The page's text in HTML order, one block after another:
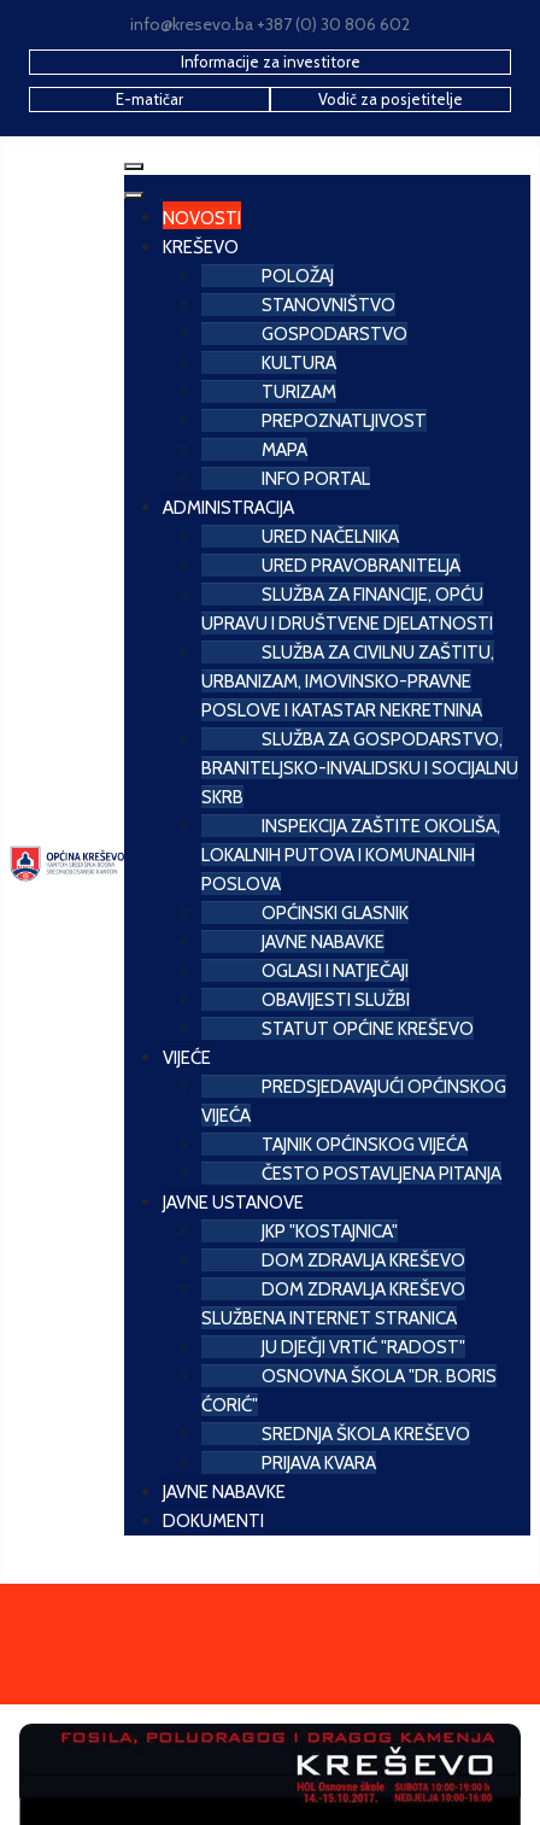
info@kresevo.ba +387 (0) 30 806 602
Informacije za investitore
E-matičar
Vodič za posjetitelje
NOVOSTI
KREŠEVO
POLOŽAJ
STANOVNIŠTVO
GOSPODARSTVO
KULTURA
TURIZAM
PREPOZNATLJIVOST
MAPA
INFO PORTAL
ADMINISTRACIJA
URED NAČELNIKA
URED PRAVOBRANITELJA
SLUŽBA ZA FINANCIJE, OPĆU
UPRAVU I DRUŠTVENE DJELATNOSTI
SLUŽBA ZA CIVILNU ZAŠTITU,
URBANIZAM, IMOVINSKO-PRAVNE
POSLOVE I KATASTAR NEKRETNINA
SLUŽBA ZA GOSPODARSTVO,
BRANITELJSKO-INVALIDSKU I SOCIJALNU
SKRB
INSPEKCIJA ZAŠTITE OKOLIŠA,
LOKALNIH PUTOVA I KOMUNALNIH
POSLOVA
OPĆINSKI GLASNIK
JAVNE NABAVKE
OGLASI I NATJEČAJI
OBAVIJESTI SLUŽBI
STATUT OPĆINE KREŠEVO
VIJEĆE
PREDSJEDAVAJUĆI OPĆINSKOG
VIJEĆA
TAJNIK OPĆINSKOG VIJEĆA
ČESTO POSTAVLJENA PITANJA
JAVNE USTANOVE
JKP "KOSTAJNICA"
DOM ZDRAVLJA KREŠEVO
DOM ZDRAVLJA KREŠEVO
SLUŽBENA INTERNET STRANICA
JU DJEČJI VRTIĆ "RADOST"
OSNOVNA ŠKOLA "DR. BORIS
ĆORIĆ"
SREDNJA ŠKOLA KREŠEVO
PRIJAVA KVARA
JAVNE NABAVKE
DOKUMENTI